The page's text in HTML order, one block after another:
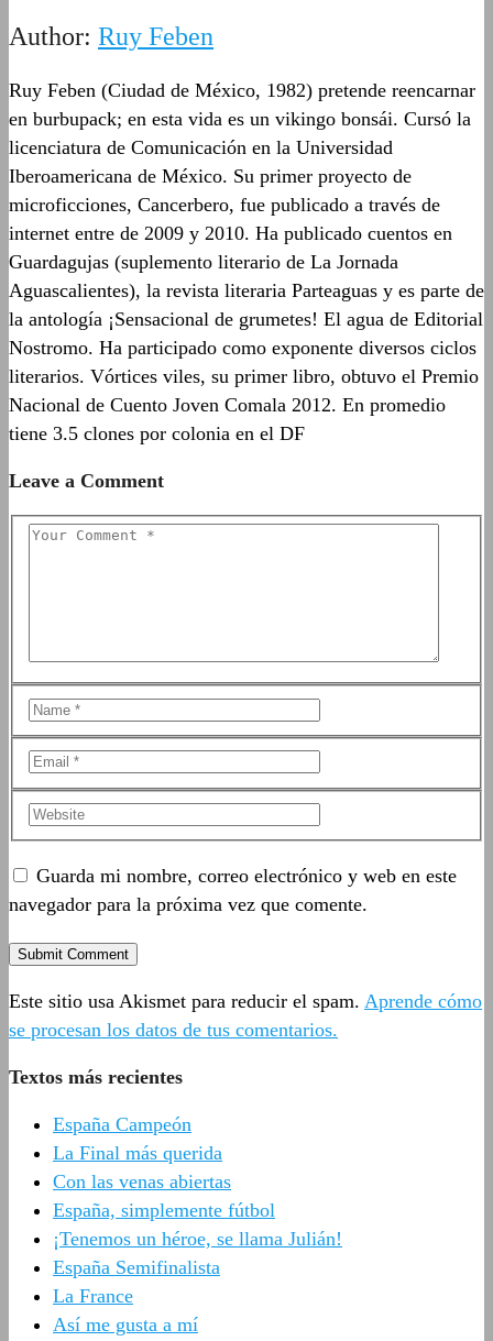
Author: Ruy Feben
Ruy Feben (Ciudad de México, 1982) pretende reencarnar
en burbupack; en esta vida es un vikingo bonsái. Cursó la
licenciatura de Comunicación en la Universidad
Iberoamericana de México. Su primer proyecto de
microficciones, Cancerbero, fue publicado a través de
internet entre de 2009 y 2010. Ha publicado cuentos en
Guardagujas (suplemento literario de La Jornada
Aguascalientes), la revista literaria Parteaguas y es parte de
la antología ¡Sensacional de grumetes! El agua de Editorial
Nostromo. Ha participado como exponente diversos ciclos
literarios. Vórtices viles, su primer libro, obtuvo el Premio
Nacional de Cuento Joven Comala 2012. En promedio
tiene 3.5 clones por colonia en el DF
Leave a Comment
Guarda mi nombre, correo electrónico y web en este
navegador para la próxima vez que comente.
Este sitio usa Akismet para reducir el spam. Aprende cómo
se procesan los datos de tus comentarios.
Textos más recientes
España Campeón
La Final más querida
Con las venas abiertas
España, simplemente fútbol
¡Tenemos un héroe, se llama Julián!
España Semifinalista
La France
Así me gusta a mí